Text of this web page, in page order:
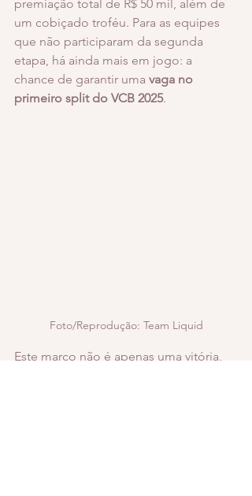
premiação total de R$ 50 mil, além de
um cobiçado troféu. Para as equipes
que não participaram da segunda
etapa, há ainda mais em jogo: a
chance de garantir uma vaga no
primeiro split do VCB 2025.
Foto/Reprodução: Team Liquid
Este marco não é apenas uma vitória,